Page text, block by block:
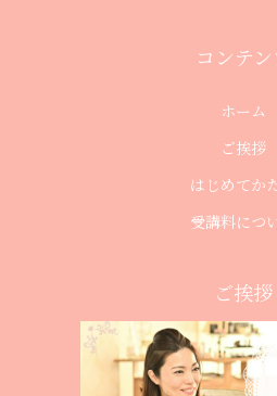
コンテン
ホーム
ご挨拶
はじめてか
受講料につ
ご挨拶